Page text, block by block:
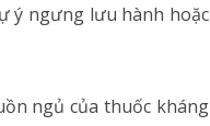
ý ngưng lưu hành hoặc
ngủ của thuốc kháng